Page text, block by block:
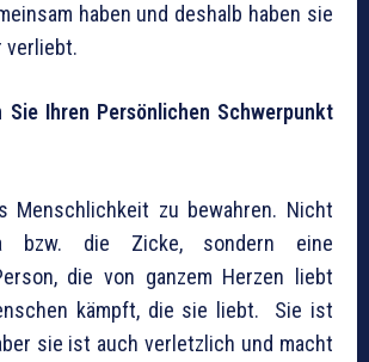
haben und deshalb haben sie
verliebt.
Sie Ihren Persönlichen Schwerpunkt
Menschlichkeit zu bewahren. Nicht
bzw. die Zicke, sondern eine
die von ganzem Herzen liebt
kämpft, die sie liebt. Sie ist
sie ist auch verletzlich und macht